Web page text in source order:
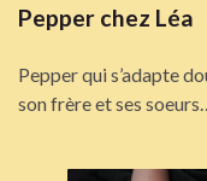
Pepper chez Léa
Pepper qui s’adapte
son frère et ses